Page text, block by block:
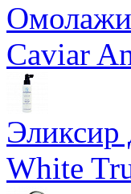
Caviar
Эликсир
White